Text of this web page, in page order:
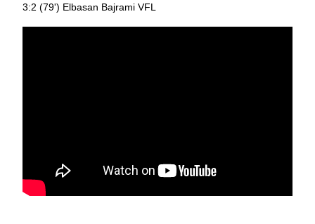
3:2 (79') Elbasan Bajrami VFL